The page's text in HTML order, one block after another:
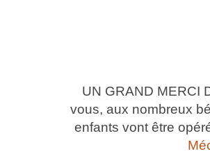
UN GRAND MERCI
vous, aux nombreux
enfants vont être